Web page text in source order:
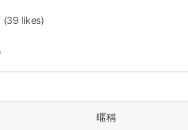
(39 likes)
暱稱